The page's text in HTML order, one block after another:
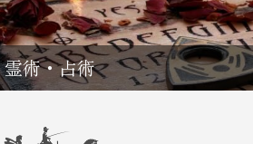
霊術・占術